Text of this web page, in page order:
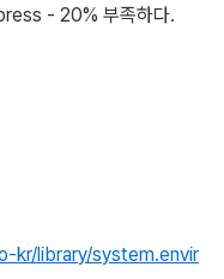
- 20% 부족하다.
kr/library/system.envir